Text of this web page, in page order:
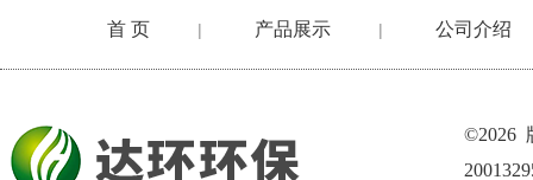
首 页 | 产品展示 | 公司介绍
©2026